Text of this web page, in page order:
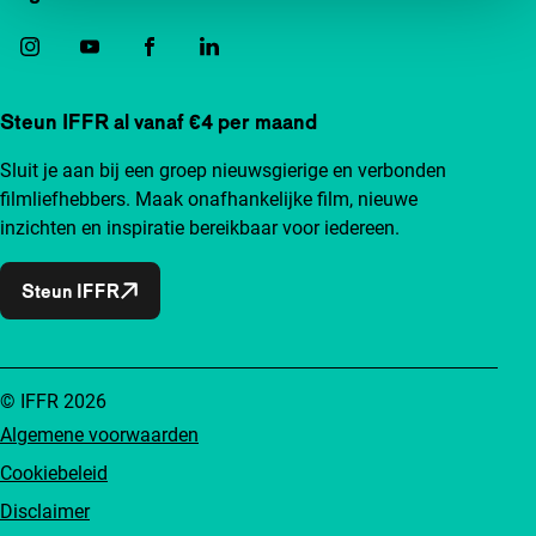
Steun IFFR al vanaf €4 per maand
Sluit je aan bij een groep nieuwsgierige en verbonden
filmliefhebbers. Maak onafhankelijke film, nieuwe
inzichten en inspiratie bereikbaar voor iedereen.
Steun IFFR
Algemene voorwaarden
Cookiebeleid
Disclaimer
© IFFR 2026